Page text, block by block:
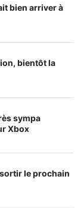
bien arriver à
bientôt la
sympa
Xbox
le prochain